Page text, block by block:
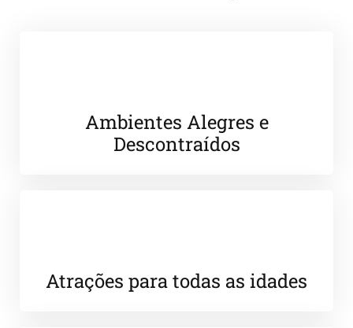
Ambientes Alegres e
Descontraídos
Atrações para todas as idades